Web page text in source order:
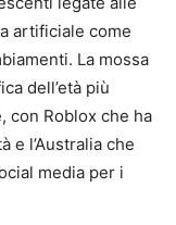
artificiale come
La mossa
dell’età più
con Roblox che ha
e l’Australia che
media per i